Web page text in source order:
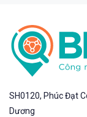
SH0120, Phúc Đạt
Dương